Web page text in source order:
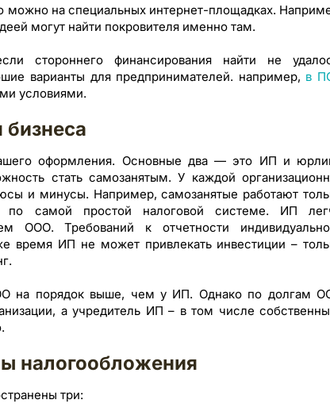
можно на специальных интернет-площадках.
могут найти покровителя именно там.
стороннего финансирования найти не
варианты для предпринимателей. например, в
условиями.
оформления. Основные два — это ИП и
стать самозанятым. У каждой
и минусы. Например, самозанятые работают
самой простой налоговой системе. ИП
ООО. Требований к отчетности
время ИП не может привлекать инвестиции –
на порядок выше, чем у ИП. Однако по долгам
а учредитель ИП – в том числе
налогообложения
три: